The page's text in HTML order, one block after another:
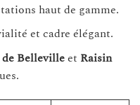
haut de gamme.
et cadre élégant.
de Bellevilleet Raisin